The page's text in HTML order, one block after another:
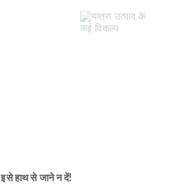
इसे हाथ से जाने न दें!